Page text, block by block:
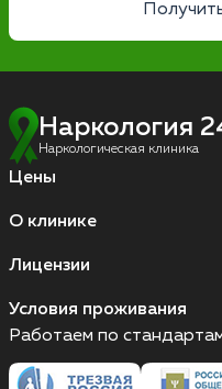
Наркология
Наркологическая клиника
Цены
О клинике
Лицензии
Условия проживания
Работаем по